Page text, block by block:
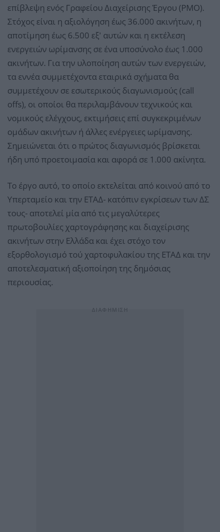
επίβλεψη ενός Γραφείου Διαχείρισης Έργου (PMO).
Στόχος είναι η αξιολόγηση έως 36.000 ακινήτων, η
αποτίμηση έως 6.500 εξ' αυτών και η εκτέλεση
ενεργειών ωρίμανσης σε ένα υποσύνολο έως 1.000
ακινήτων. Για την υλοποίηση αυτών των ενεργειών,
τα εννέα συμμετέχοντα εταιρικά σχήματα θα
συμμετέχουν σε εσωτερικούς διαγωνισμούς (call
offs), οι οποίοι θα περιλαμβάνουν τεχνικούς και
νομικούς ελέγχους, εκτιμήσεις επί συγκεκριμένων
ομάδων ακινήτων ή άλλες ενέργειες ωρίμανσης.
Σημειώνεται ότι ο πρώτος διαγωνισμός βρίσκεται
ήδη υπό προετοιμασία και αφορά σε 1.000 ακίνητα.
Το έργο αυτό, το οποίο εκτελείται από κοινού από το
Υπερταμείο και την ΕΤΑΔ- κατόπιν εγκρίσεων των ΔΣ
τους- αποτελεί μία από τις μεγαλύτερες
πρωτοβουλίες χαρτογράφησης και διαχείρισης
ακινήτων στην Ελλάδα και έχει στόχο τον
εξορθολογισμό τού χαρτοφυλακίου της ΕΤΑΔ και την
αποτελεσματική αξιοποίηση της δημόσιας
περιουσίας.